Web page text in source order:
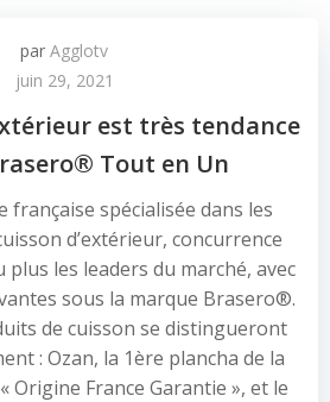
par Agglotv
juin 29, 2021
est très tendance
Tout en Un
française spécialisée dans les
d’extérieur, concurrence
les leaders du marché, avec
sous la marque Brasero®.
de cuisson se distingueront
: Ozan, la 1ère plancha de la
Origine France Garantie », et le